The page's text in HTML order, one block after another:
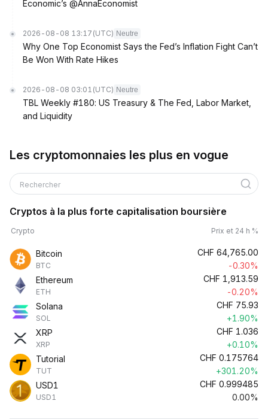
Economic’s @AnnaEconomist
2026-08-08 13:17 (UTC) Neutre
Why One Top Economist Says the Fed’s Inflation Fight Can’t
Be Won With Rate Hikes
2026-08-08 03:01 (UTC) Neutre
TBL Weekly #180: US Treasury & The Fed, Labor Market,
and Liquidity
Les cryptomonnaies les plus en vogue
Rechercher
Cryptos à la plus forte capitalisation boursière
Crypto Prix et 24 h %
Bitcoin
BTC
CHF 64,765.00
-0.30%
Ethereum
ETH
CHF 1,913.59
-0.20%
Solana
SOL
CHF 75.93
+1.90%
XRP
XRP
CHF 1.036
+0.10%
Tutorial
TUT
CHF 0.175764
+301.20%
USD1
USD1
CHF 0.999485
0.00%